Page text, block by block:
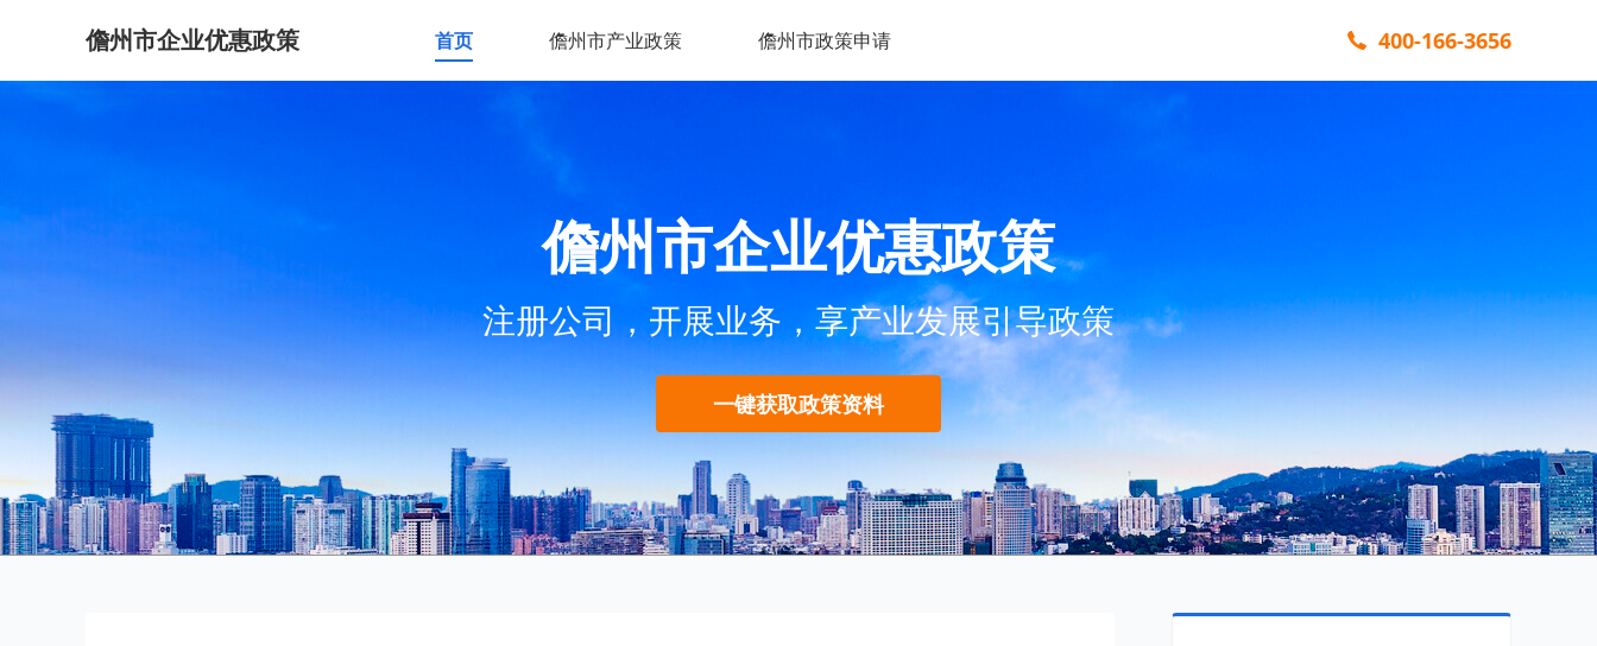
儋州市企业优惠政策 首页 儋州市产业政策 儋州市政策申请 400-166-3656
儋州市企业优惠政策
注册公司，开展业务，享产业发展引导政策
一键获取政策资料